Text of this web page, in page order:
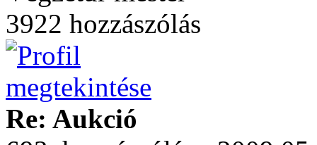
3922 hozzászólás
Re: Aukció